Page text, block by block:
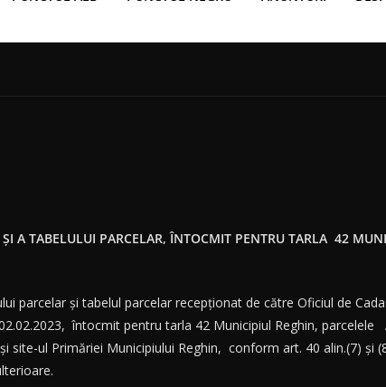
A TABELULUI PARCELAR, ÎNTOCMIT PENTRU TARLA 42
parcelar și tabelul parcelar recepționat de către Oficiul de
întocmit pentru tarla 42 Municipiul Reghin, parcelele
site-ul Primăriei Municipiului Reghin, conform art. 40 alin.(7) și